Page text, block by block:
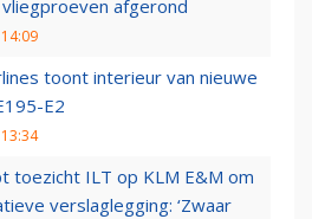
afgerond
toont interieur van nieuwe
E2
toezicht ILT op KLM E&M om
verslaglegging: ‘Zwaar